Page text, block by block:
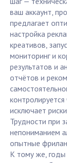
ваш аккаунт,
предлагает
настройка
креативов,
мониторинг и
результатов и
отчётов и
исключает
Трудности при
непониманием
опытные
К тому же, годы